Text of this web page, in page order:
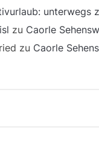
unterwegs
zu Caorle
zu Caorle